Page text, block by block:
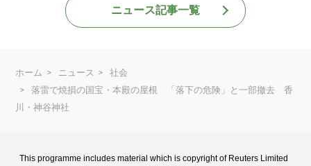
ニュース記事一覧
ホーム ニュース
社会
落雷で焼損の国宝・本殿の屋根 「落下の危険」と一部撤去 香
川・神谷神社
This programme includes material which is copyright of Reuters Limited